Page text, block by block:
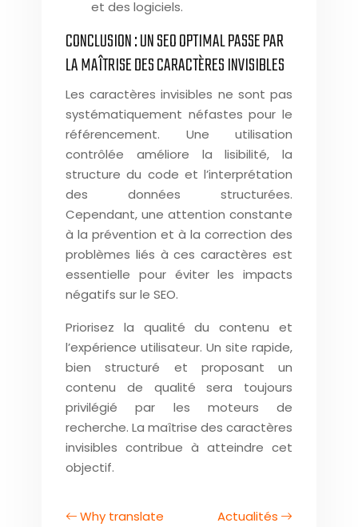
et des logiciels.
CONCLUSION : UN SEO OPTIMAL PASSE PAR
LA MAÎTRISE DES CARACTÈRES INVISIBLES
Les caractères invisibles ne sont pas
systématiquement néfastes pour le
référencement. Une utilisation
contrôlée améliore la lisibilité, la
structure du code et l’interprétation
des données structurées.
Cependant, une attention constante
à la prévention et à la correction des
problèmes liés à ces caractères est
essentielle pour éviter les impacts
négatifs sur le SEO.
Priorisez la qualité du contenu et
l’expérience utilisateur. Un site rapide,
bien structuré et proposant un
contenu de qualité sera toujours
privilégié par les moteurs de
recherche. La maîtrise des caractères
invisibles contribue à atteindre cet
objectif.
Why translate
Actualités